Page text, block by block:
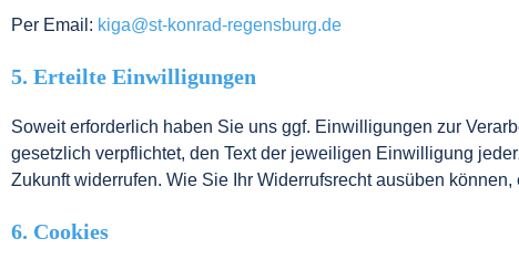
Per Email: kiga@st-konrad-regensburg.de
5. Erteilte Einwilligungen
Soweit erforderlich haben Sie uns ggf. Einwilligungen zur
gesetzlich verpflichtet, den Text der jeweiligen Einwilligung
Zukunft widerrufen. Wie Sie Ihr Widerrufsrecht ausüben
6. Cookies